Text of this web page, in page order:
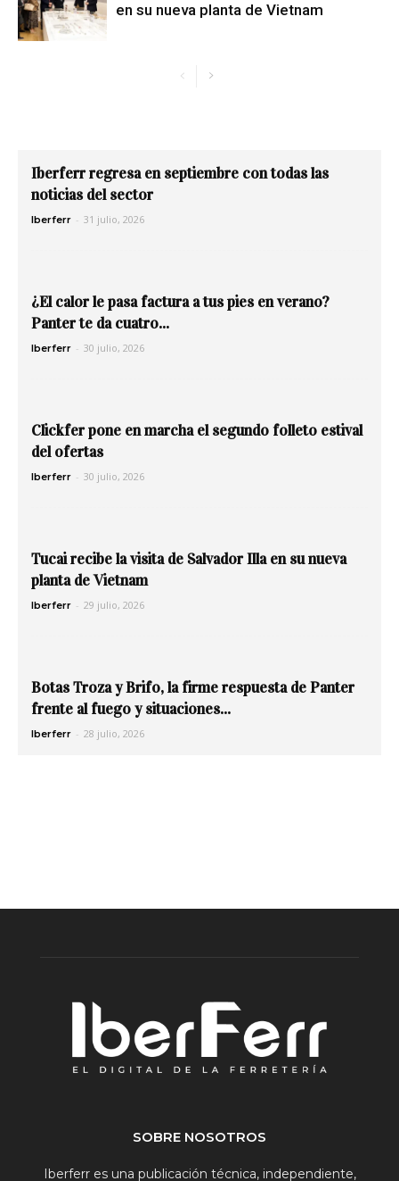
en su nueva planta de Vietnam
Iberferr regresa en septiembre con todas las
noticias del sector
Iberferr - 31 julio, 2026
¿El calor le pasa factura a tus pies en verano?
Panter te da cuatro...
Iberferr - 30 julio, 2026
Clickfer pone en marcha el segundo folleto estival
del ofertas
Iberferr - 30 julio, 2026
Tucai recibe la visita de Salvador Illa en su nueva
planta de Vietnam
Iberferr - 29 julio, 2026
Botas Troza y Brifo, la firme respuesta de Panter
frente al fuego y situaciones...
Iberferr - 28 julio, 2026
SOBRE NOSOTROS
Iberferr es una publicación técnica, independiente,